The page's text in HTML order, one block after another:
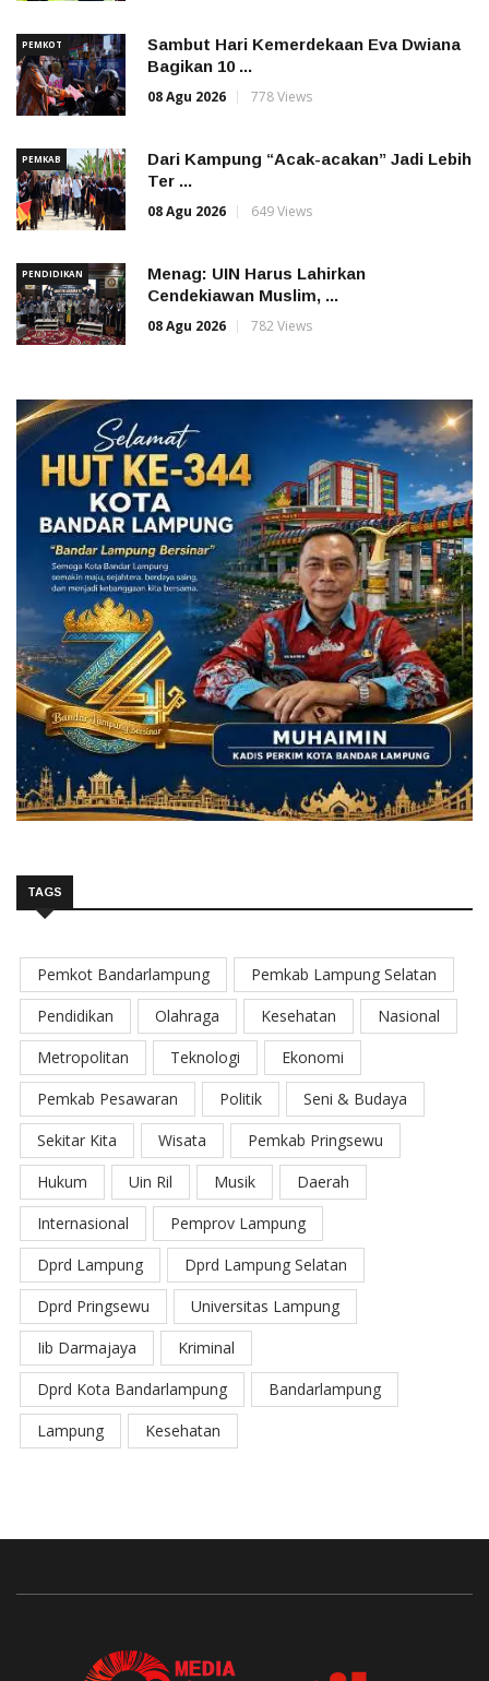
PEMKOT
Sambut Hari Kemerdekaan Eva Dwiana
Bagikan 10 ...
08 Agu 2026
778 Views
PEMKAB
Dari Kampung “Acak-acakan” Jadi Lebih
Ter ...
08 Agu 2026
649 Views
PENDIDIKAN
Menag: UIN Harus Lahirkan
Cendekiawan Muslim, ...
08 Agu 2026
782 Views
TAGS
Pemkot Bandarlampung
Pemkab Lampung Selatan
Pendidikan
Olahraga Kesehatan
Nasional
Metropolitan
Teknologi
Ekonomi
Pemkab Pesawaran
Politik
Seni & Budaya
Sekitar Kita
Wisata
Pemkab Pringsewu
Hukum
Uin Ril Musik
Daerah
Internasional
Pemprov Lampung
Dprd Lampung
Dprd Lampung Selatan
Dprd Pringsewu
Universitas Lampung
Iib Darmajaya
Kriminal
Dprd Kota Bandarlampung
Bandarlampung
Lampung
Kesehatan